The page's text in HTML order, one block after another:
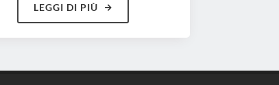
LEGGI DI PIÙ